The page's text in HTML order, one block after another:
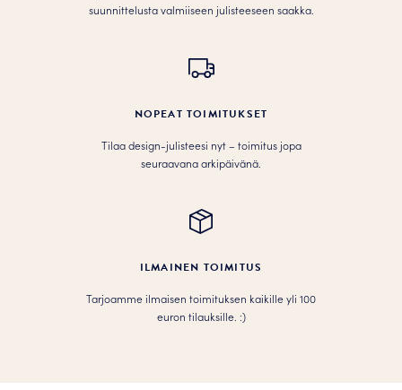
suunnittelusta valmiiseen julisteeseen saakka.
NOPEAT TOIMITUKSET
Tilaa design-julisteesi nyt – toimitus jopa
seuraavana arkipäivänä.
ILMAINEN TOIMITUS
Tarjoamme ilmaisen toimituksen kaikille yli 100
euron tilauksille. :­­)